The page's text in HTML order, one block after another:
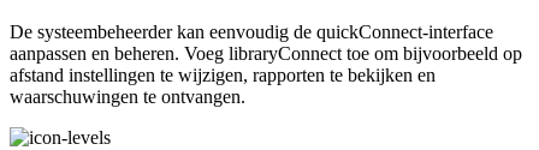
De systeembeheerder kan eenvoudig de quickConnect-interface
aanpassen en beheren. Voeg libraryConnect toe om bijvoorbeeld op
afstand instellingen te wijzigen, rapporten te bekijken en
waarschuwingen te ontvangen.